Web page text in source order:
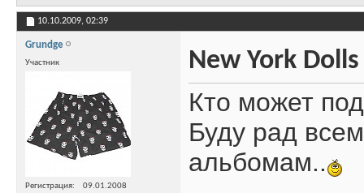
10.10.2009, 02:39
Grundge
Участник
Регистрация
09.01.2008
New York Dolls
Кто может
Буду рад
альбомам..